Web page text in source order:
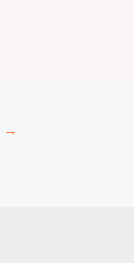
→